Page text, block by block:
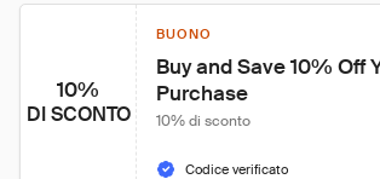
10%
DI SCONTO
BUONO
Buy and Save 10% Off
Purchase
10% di sconto
Codice verificato